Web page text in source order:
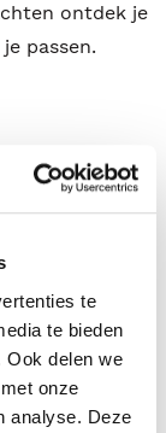
te
te bieden
Ook delen we
onze
analyse. Deze
ontdek je
passen.
te bevrijden
die in lijn is
Nicole